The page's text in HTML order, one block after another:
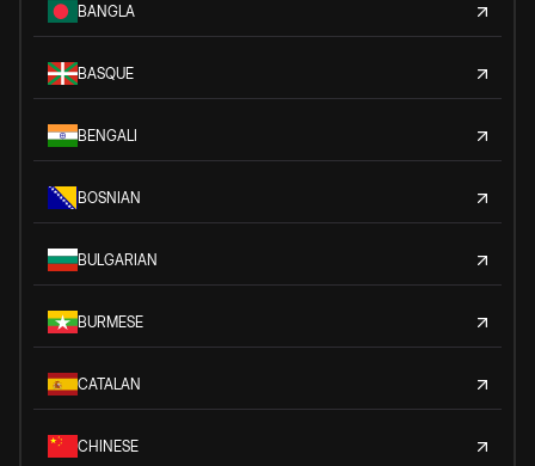
BANGLA
BASQUE
BENGALI
BOSNIAN
BULGARIAN
BURMESE
CATALAN
CHINESE